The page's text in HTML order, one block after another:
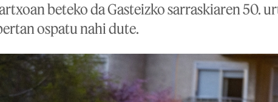
beteko da Gasteizko sarraskiaren 50.
ospatu nahi dute.